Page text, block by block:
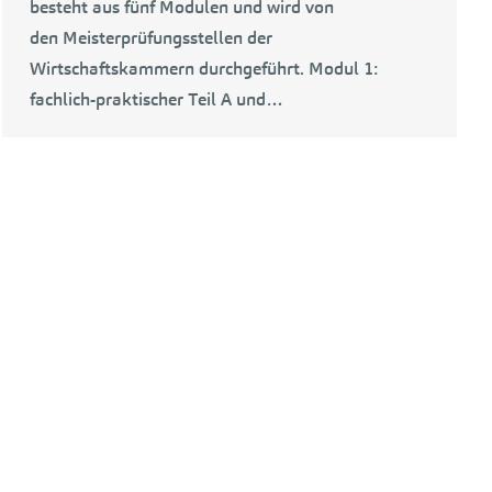
besteht aus fünf Modulen und wird von
den Meisterprüfungsstellen der
Wirtschaftskammern durchgeführt. Modul 1:
fachlich-praktischer Teil A und…